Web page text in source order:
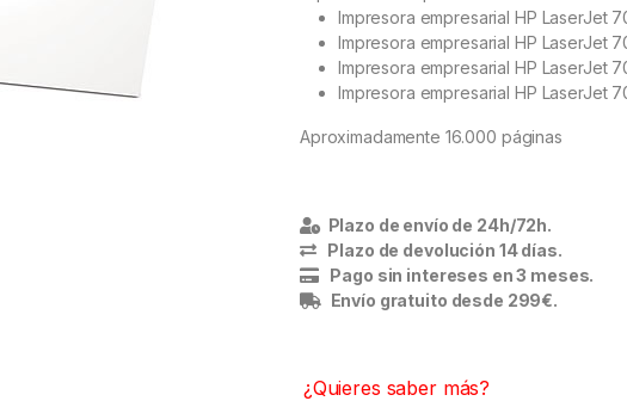
Impresora empresarial HP LaserJet
Impresora empresarial HP LaserJet
Impresora empresarial HP LaserJet
Impresora empresarial HP LaserJet
Aproximadamente 16.000 páginas
Plazo de envío de 24h/72h.
Plazo de devolución 14 días.
Pago sin intereses en 3 meses.
Envío gratuito desde 299€.
¿Quieres saber más?